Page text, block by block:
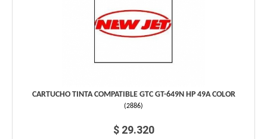
CARTUCHO TINTA COMPATIBLE GTC GT-649N HP 49A COLOR
(2886)
$ 29.320